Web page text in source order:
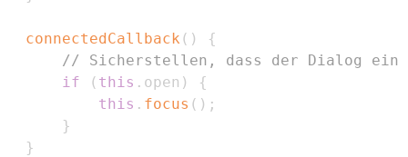
connectedCallback ( )
{
// Sicherstellen, dass der Dialog ein
if
( this . open )
{
this . focus ( ) ;
}
}